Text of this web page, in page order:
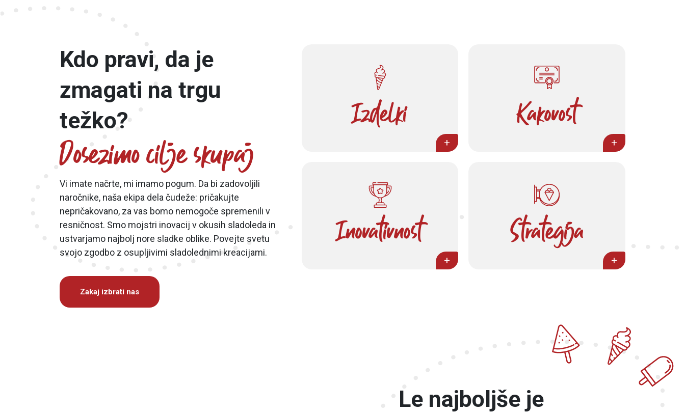
Kdo pravi, da je
zmagati na trgu
težko?
Dosezimo cilje skupaj
Vi imate načrte, mi imamo pogum. Da bi zadovoljili
naročnike, naša ekipa dela čudeže: pričakujte
nepričakovano, za vas bomo nemogoče spremenili v
resničnost. Smo mojstri inovacij v okusih sladoleda in
ustvarjamo najbolj nore sladke oblike. Povejte svetu
svojo zgodbo z osupljivimi sladolednimi kreacijami.
Zakaj izbrati nas
Izdelki
+
Kakovost
+
Inovativnost
+
Strategija
+
Le najboljše je